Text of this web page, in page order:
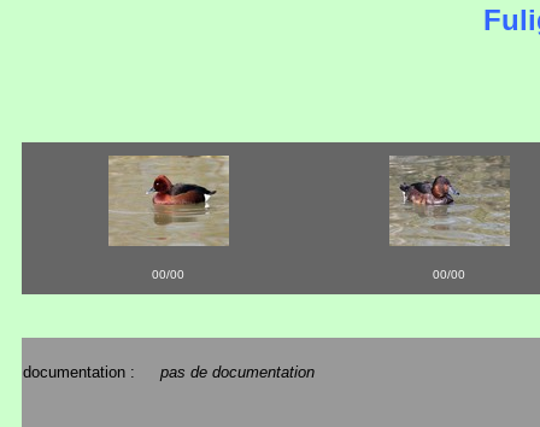
00/00 00/00
documentation : pas de documentation